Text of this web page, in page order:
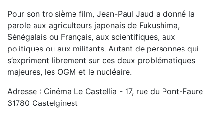
Pour son troisième film, Jean-Paul Jaud a donné la
parole aux agriculteurs japonais de Fukushima,
Sénégalais ou Français, aux scientifiques, aux
politiques ou aux militants. Autant de personnes qui
s’expriment librement sur ces deux problématiques
majeures, les OGM et le nucléaire.
Adresse : Cinéma Le Castellia - 17, rue du Pont-Faure
31780 Castelginest